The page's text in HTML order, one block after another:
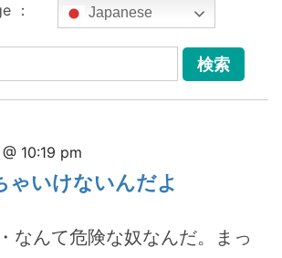
： Japanese
10:19 pm
ゃいけないんだよ
なんて危険な奴なんだ。まっ